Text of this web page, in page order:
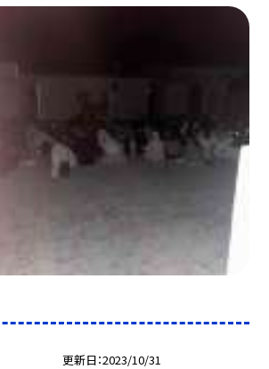
更新日 2023/10/31